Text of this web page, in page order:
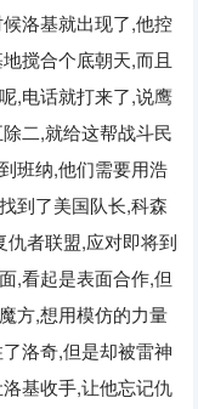
洛基就出现了,他控
搅合个底朝天,而且
,电话就打来了,说鹰
二,就给这帮战斗民
班纳,他们需要用浩
到了美国队长,科森
仇者联盟,应对即将到
,看起是表面合作,但
方,想用模仿的力量
洛奇,但是却被雷神
基收手,让他忘记仇